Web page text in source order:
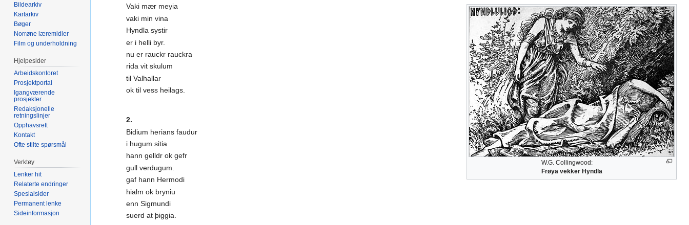
W.G. Collingwood:
Frøya vekker Hyndla
Vaki mær meyia
vaki min vina
Hyndla systir
er i helli byr.
nu er rauckr rauckra
rida vit skulum
til Valhallar
ok til vess heilags.
2.
Bidium herians faudur
i hugum sitia
hann gelldr ok gefr
gull verdugum.
gaf hann Hermodi
hialm ok bryniu
enn Sigmundi
suerd at þiggia.
Bildearkiv
Kartarkiv
Bøger
Norrøne læremidler
Film og underholdning
Hjelpesider
Arbeidskontoret
Prosjektportal
Igangværende
prosjekter
Redaksjonelle
retningslinjer
Opphavsrett
Kontakt
Ofte stilte spørsmål
Verktøy
Lenker hit
Relaterte endringer
Spesialsider
Permanent lenke
Sideinformasjon